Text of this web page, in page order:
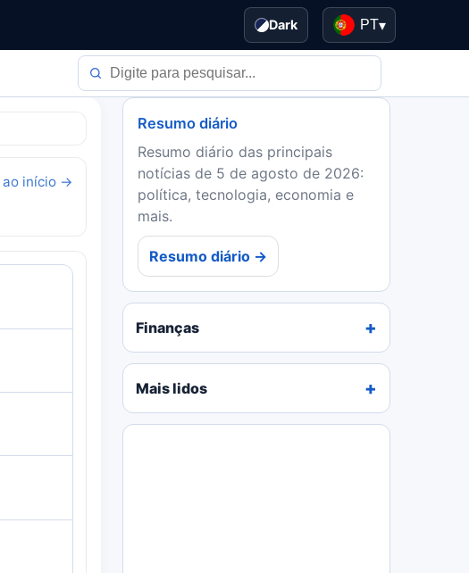
Dark PT▾
ao início →
Resumo diário
Resumo diário das principais
notícias de 5 de agosto de 2026:
política, tecnologia, economia e
mais.
Resumo diário →
Finanças
Mais lidos